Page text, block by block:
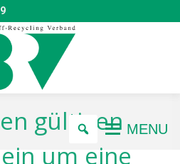
MENU
gültigen
um eine